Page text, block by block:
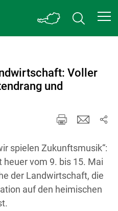
Voller
und
spielen Zukunftsmusik“:
vom 9. bis 15. Mai
der Landwirtschaft, die
auf den heimischen